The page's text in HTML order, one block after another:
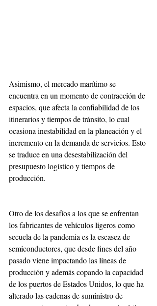
Asimismo, el mercado marítimo se
encuentra en un momento de contracción de
espacios, que afecta la confiabilidad de los
itinerarios y tiempos de tránsito, lo cual
ocasiona inestabilidad en la planeación y el
incremento en la demanda de servicios. Esto
se traduce en una desestabilización del
presupuesto logístico y tiempos de
producción.
Otro de los desafíos a los que se enfrentan
los fabricantes de vehículos ligeros como
secuela de la pandemia es la escasez de
semiconductores, que desde fines del año
pasado viene impactando las líneas de
producción y además copando la capacidad
de los puertos de Estados Unidos, lo que ha
alterado las cadenas de suministro de